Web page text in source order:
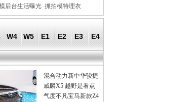
后台生活曝光 抓拍模特理衣
W4 W5 E1 E2 E3 E4
混合动力新中华骏捷
威麟X5 越野是看点
气度不凡宝马新款Z4